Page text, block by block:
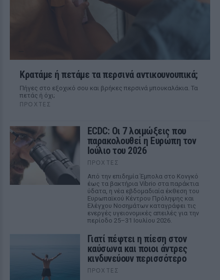
Κρατάμε ή πετάμε τα περσινά αντικουνουπικά;
Πήγες στο εξοχικό σου και βρήκες περσινά μπουκαλάκια. Τα
πετάς ή όχι;
ΠΡΟΧΤΈΣ
ECDC: Οι 7 λοιμώξεις που
παρακολουθεί η Ευρώπη τον
Ιούλιο του 2026
ΠΡΟΧΤΈΣ
Από την επιδημία Έμπολα στο Κονγκό
έως τα βακτήρια Vibrio στα παράκτια
ύδατα, η νέα εβδομαδιαία έκθεση του
Ευρωπαϊκού Κέντρου Πρόληψης και
Ελέγχου Νοσημάτων καταγράφει τις
ενεργές υγειονομικές απειλές για την
περίοδο 25–31 Ιουλίου 2026.
Γιατί πέφτει η πίεση στον
καύσωνα και ποιοι άντρες
κινδυνεύουν περισσότερο
ΠΡΟΧΤΈΣ